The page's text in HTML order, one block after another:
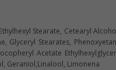
Stearate, Cetearyl
Glyceryl Stearates,
Acetate
Geraniol,Linalool, Limonena